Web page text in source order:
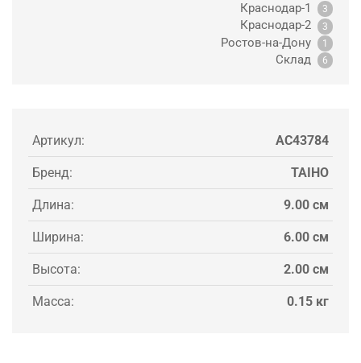
Краснодар-1 3
Краснодар-2 3
Ростов-на-Дону 1
Склад 6
Артикул: AC43784
Бренд: TAIHO
Длина: 9.00 см
Ширина: 6.00 см
Высота: 2.00 см
Масса: 0.15 кг